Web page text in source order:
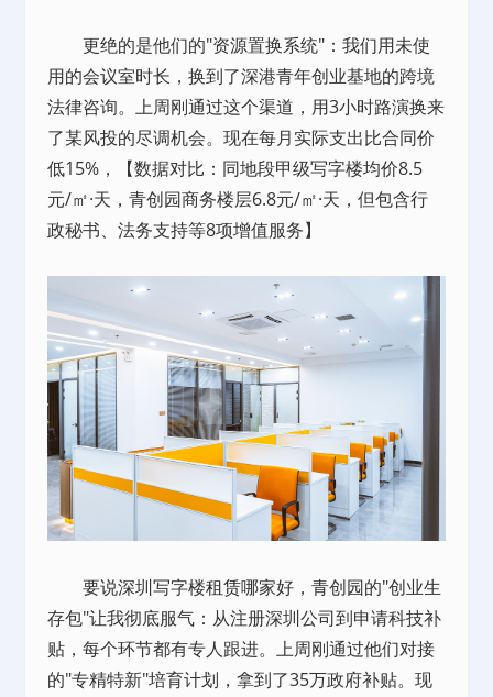
更绝的是他们的"资源置换系统"：我们用未使
用的会议室时长，换到了深港青年创业基地的跨境
法律咨询。上周刚通过这个渠道，用3小时路演换来
了某风投的尽调机会。现在每月实际支出比合同价
低15%，【数据对比：同地段甲级写字楼均价8.5
元/㎡·天，青创园商务楼层6.8元/㎡·天，但包含行
政秘书、法务支持等8项增值服务】
要说深圳写字楼租赁哪家好，青创园的"创业生
存包"让我彻底服气：从注册深圳公司到申请科技补
贴，每个环节都有专人跟进。上周刚通过他们对接
的"专精特新"培育计划，拿到了35万政府补贴。现